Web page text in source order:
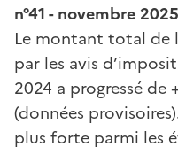
n°41 - novembre 2025
Le montant total de
par les avis
2024 a progressé de
(données
plus forte parmi les